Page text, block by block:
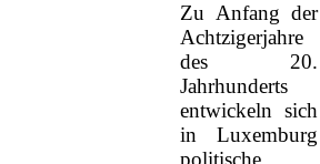
Zu Anfang der
Achtzigerjahre
des 20.
Jahrhunderts
entwickeln sich
in Luxemburg
politische